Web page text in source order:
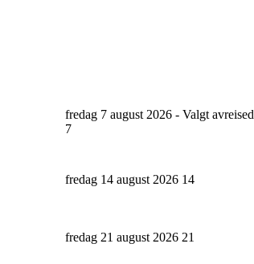
fredag 7 august 2026 - Valgt
7
fredag 14 august 2026 14
fredag 21 august 2026 21